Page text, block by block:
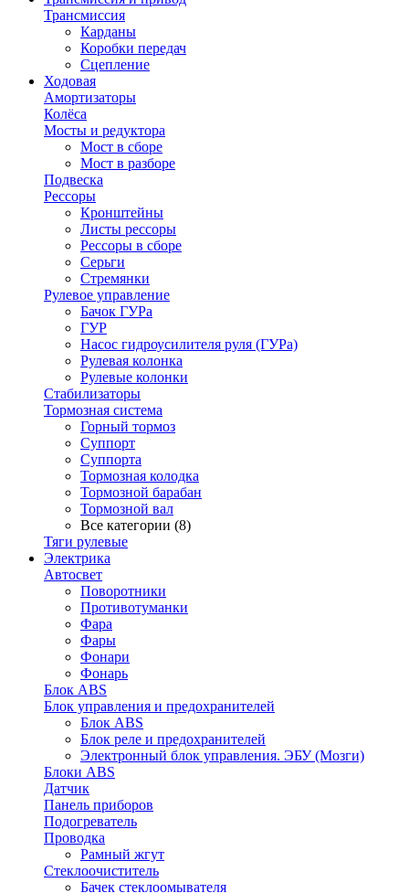
Трансмиссия
Карданы
Коробки передач
Сцепление
Ходовая
Амортизаторы
Колёса
Мосты и редуктора
Мост в сборе
Мост в разборе
Подвеска
Рессоры
Кронштейны
Листы рессоры
Рессоры в сборе
Серьги
Стремянки
Рулевое управление
Бачок ГУРа
ГУР
Насос гидроусилителя руля (ГУРа)
Рулевая колонка
Рулевые колонки
Стабилизаторы
Тормозная система
Горный тормоз
Суппорт
Суппорта
Тормозная колодка
Тормозной барабан
Тормозной вал
Все категории (8)
Тяги рулевые
Электрика
Автосвет
Поворотники
Противотуманки
Фара
Фары
Фонари
Фонарь
Блок ABS
Блок управления и предохранителей
Блок ABS
Блок реле и предохранителей
Электронный блок управления. ЭБУ (Мозги)
Блоки ABS
Датчик
Панель приборов
Подогреватель
Проводка
Рамный жгут
Стеклоочиститель
Бачек стеклоомывателя